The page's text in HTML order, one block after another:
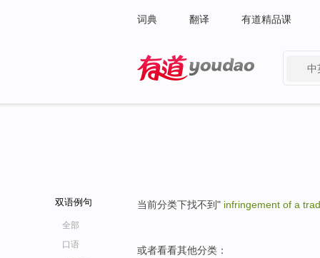
词典 翻译 有道精品课
中
双语例句
全部
口语
当前分类下找不到" infringement of a
或者看看其他分类：